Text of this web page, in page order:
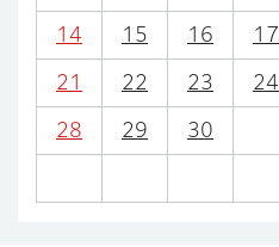
14 15 16 17
21 22 23 24
28 29 30